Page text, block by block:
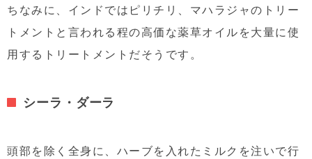
ちなみに、インドではピリチリ、マハラジャのトリー
トメントと言われる程の高価な薬草オイルを大量に使
用するトリートメントだそうです。
シーラ・ダーラ
頭部を除く全身に、ハーブを入れたミルクを注いで行